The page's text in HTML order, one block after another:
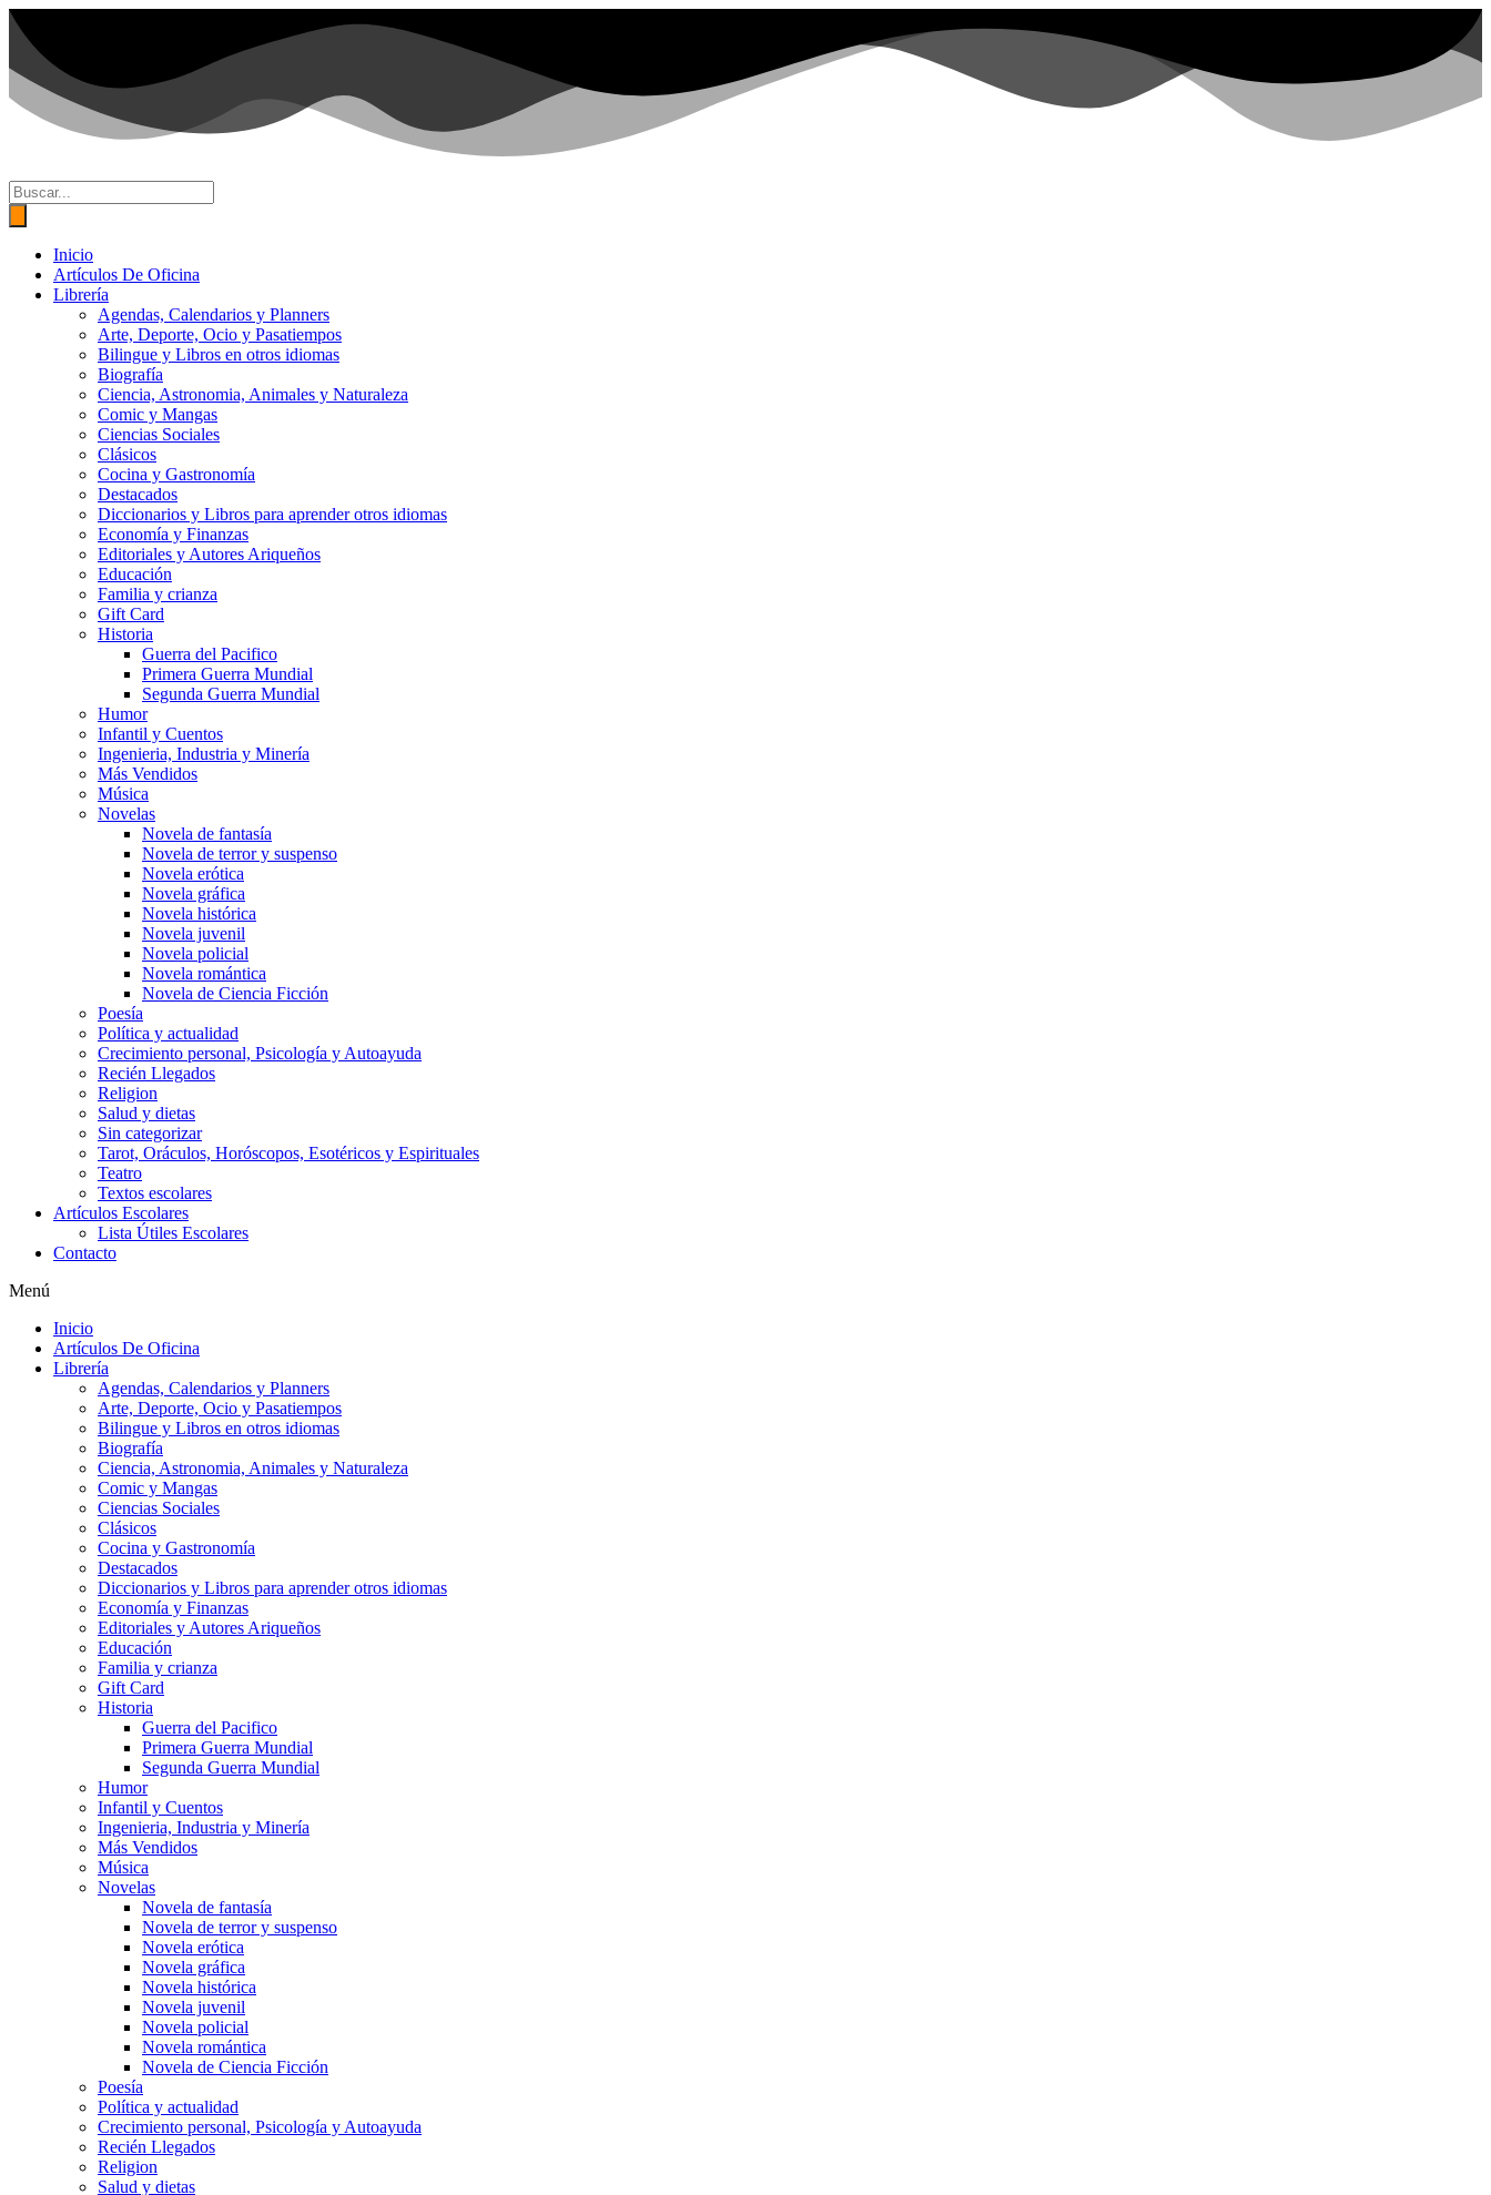
Ir
contenido
Búsqueda
de
productos
Inicio
Artículos De Oficina
Librería
Agendas, Calendarios y Planners
Arte, Deporte, Ocio y Pasatiempos
Bilingue y Libros en otros idiomas
Biografía
Ciencia, Astronomia, Animales y Naturaleza
Comic y Mangas
Ciencias Sociales
Clásicos
Cocina y Gastronomía
Destacados
Diccionarios y Libros para aprender otros idiomas
Economía y Finanzas
Editoriales y Autores Ariqueños
Educación
Familia y crianza
Gift Card
Historia
Guerra del Pacifico
Primera Guerra Mundial
Segunda Guerra Mundial
Humor
Infantil y Cuentos
Ingenieria, Industria y Minería
Más Vendidos
Música
Novelas
Novela de fantasía
Novela de terror y suspenso
Novela erótica
Novela gráfica
Novela histórica
Novela juvenil
Novela policial
Novela romántica
Novela de Ciencia Ficción
Poesía
Política y actualidad
Crecimiento personal, Psicología y Autoayuda
Recién Llegados
Religion
Salud y dietas
Sin categorizar
Tarot, Oráculos, Horóscopos, Esotéricos y Espirituales
Teatro
Textos escolares
Artículos Escolares
Lista Útiles Escolares
Contacto
Menú
Inicio
Artículos De Oficina
Librería
Agendas, Calendarios y Planners
Arte, Deporte, Ocio y Pasatiempos
Bilingue y Libros en otros idiomas
Biografía
Ciencia, Astronomia, Animales y Naturaleza
Comic y Mangas
Ciencias Sociales
Clásicos
Cocina y Gastronomía
Destacados
Diccionarios y Libros para aprender otros idiomas
Economía y Finanzas
Editoriales y Autores Ariqueños
Educación
Familia y crianza
Gift Card
Historia
Guerra del Pacifico
Primera Guerra Mundial
Segunda Guerra Mundial
Humor
Infantil y Cuentos
Ingenieria, Industria y Minería
Más Vendidos
Música
Novelas
Novela de fantasía
Novela de terror y suspenso
Novela erótica
Novela gráfica
Novela histórica
Novela juvenil
Novela policial
Novela romántica
Novela de Ciencia Ficción
Poesía
Política y actualidad
Crecimiento personal, Psicología y Autoayuda
Recién Llegados
Religion
Salud y dietas